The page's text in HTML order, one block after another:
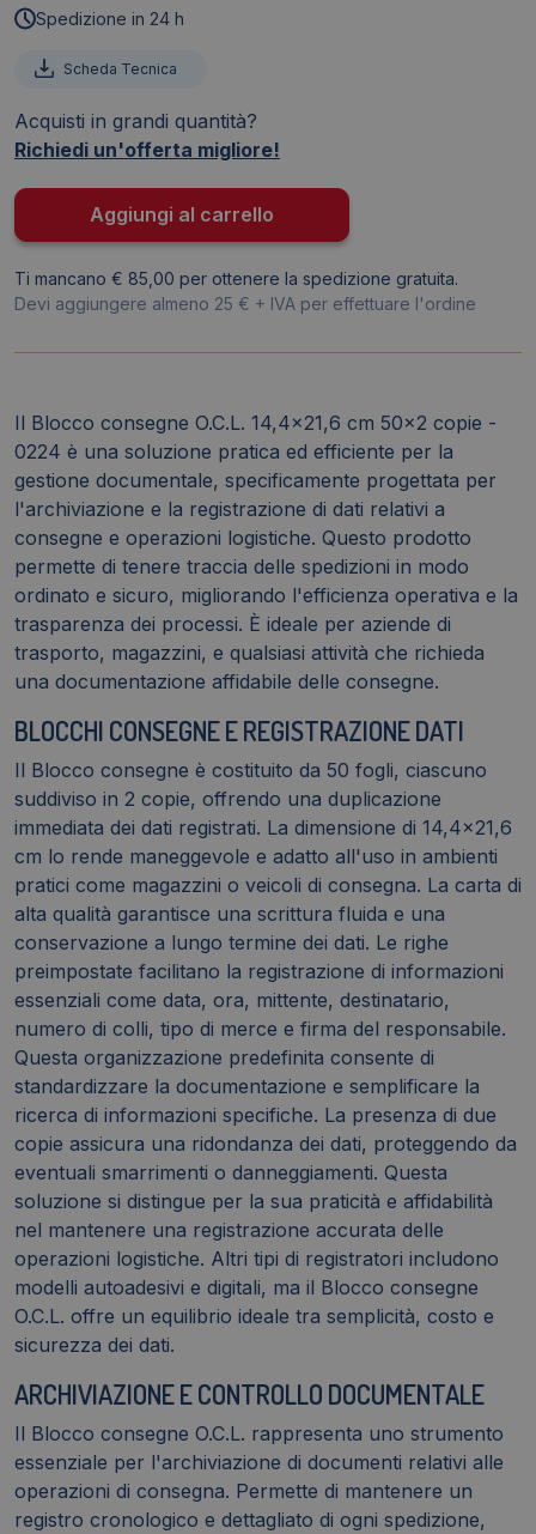
-
quantità
Spedizione in 24 h
Scheda Tecnica
Acquisti in grandi quantità?
Richiedi un'offerta migliore!
Aggiungi al carrello
Ti mancano € 85,00 per ottenere la spedizione gratuita.
Devi aggiungere almeno 25 € + IVA per effettuare l'ordine
Il Blocco consegne O.C.L. 14,4x21,6 cm 50x2 copie -
0224 è una soluzione pratica ed efficiente per la
gestione documentale, specificamente progettata per
l'archiviazione e la registrazione di dati relativi a
consegne e operazioni logistiche. Questo prodotto
permette di tenere traccia delle spedizioni in modo
ordinato e sicuro, migliorando l'efficienza operativa e la
trasparenza dei processi. È ideale per aziende di
trasporto, magazzini, e qualsiasi attività che richieda
una documentazione affidabile delle consegne.
BLOCCHI CONSEGNE E REGISTRAZIONE DATI
Il Blocco consegne è costituito da 50 fogli, ciascuno
suddiviso in 2 copie, offrendo una duplicazione
immediata dei dati registrati. La dimensione di 14,4x21,6
cm lo rende maneggevole e adatto all'uso in ambienti
pratici come magazzini o veicoli di consegna. La carta di
alta qualità garantisce una scrittura fluida e una
conservazione a lungo termine dei dati. Le righe
preimpostate facilitano la registrazione di informazioni
essenziali come data, ora, mittente, destinatario,
numero di colli, tipo di merce e firma del responsabile.
Questa organizzazione predefinita consente di
standardizzare la documentazione e semplificare la
ricerca di informazioni specifiche. La presenza di due
copie assicura una ridondanza dei dati, proteggendo da
eventuali smarrimenti o danneggiamenti. Questa
soluzione si distingue per la sua praticità e affidabilità
nel mantenere una registrazione accurata delle
operazioni logistiche. Altri tipi di registratori includono
modelli autoadesivi e digitali, ma il Blocco consegne
O.C.L. offre un equilibrio ideale tra semplicità, costo e
sicurezza dei dati.
ARCHIVIAZIONE E CONTROLLO DOCUMENTALE
Il Blocco consegne O.C.L. rappresenta uno strumento
essenziale per l'archiviazione di documenti relativi alle
operazioni di consegna. Permette di mantenere un
registro cronologico e dettagliato di ogni spedizione,